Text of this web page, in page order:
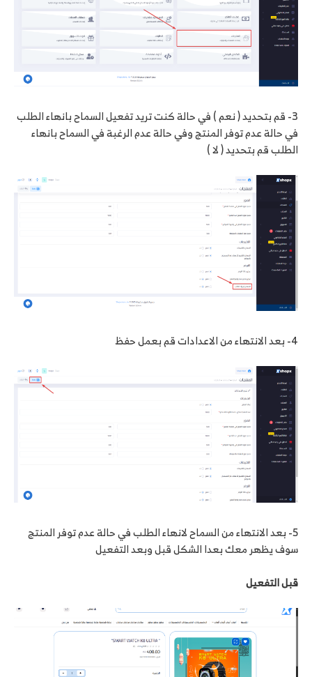
3- قم بتحديد ( نعم ) في حالة كنت تريد تفعيل السماح بانهاء الطلب
في حالة عدم توفر المنتج وفي حالة عدم الرغبة في السماح بانهاء
الطلب قم بتحديد ( لا )
4- بعد الانتهاء من الاعدادات قم بعمل حفظ
5- بعد الانتهاء من السماح لانهاء الطلب في حالة عدم توفر المنتج
سوف يظهر معك بعدا الشكل قبل وبعد التفعيل
قبل التفعيل